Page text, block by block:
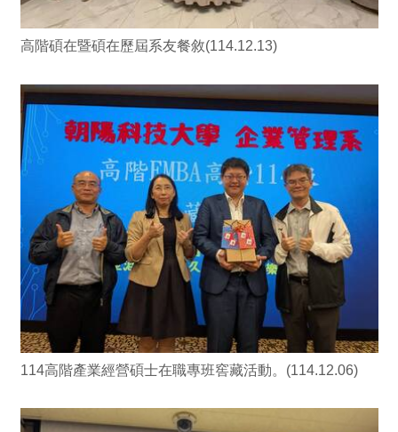
高階碩在暨碩在歷屆系友餐敘(114.12.13)
114高階產業經營碩士在職專班窖藏活動。(114.12.06)